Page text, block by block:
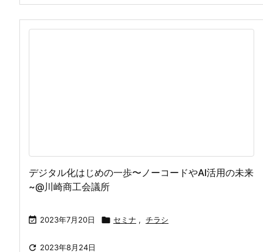
デジタル化はじめの一歩〜ノーコードやAI活用の未来
~@川崎商工会議所
 2023年7月20日  セミナ , チラシ
 2023年8月24日